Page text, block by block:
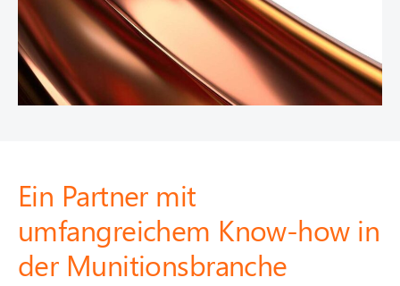
Ein Partner mit
umfangreichem Know-how in
der Munitionsbranche